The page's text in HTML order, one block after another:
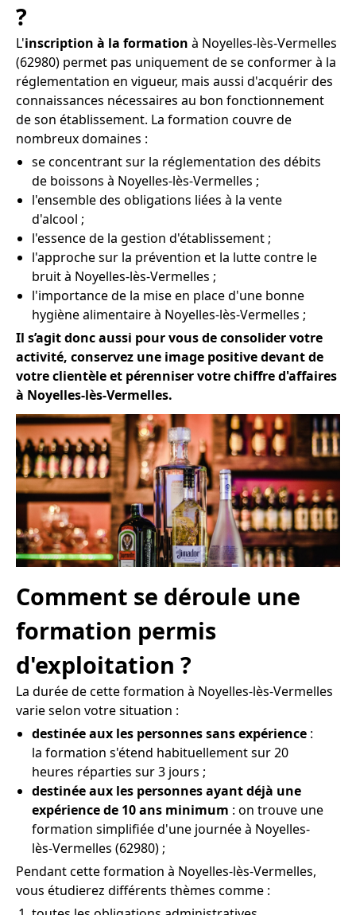
?
L'inscription à la formation à Noyelles-lès-Vermelles
(62980) permet pas uniquement de se conformer à la
réglementation en vigueur, mais aussi d'acquérir des
connaissances nécessaires au bon fonctionnement
de son établissement. La formation couvre de
nombreux domaines :
se concentrant sur la réglementation des débits
de boissons à Noyelles-lès-Vermelles ;
l'ensemble des obligations liées à la vente
d'alcool ;
l'essence de la gestion d'établissement ;
l'approche sur la prévention et la lutte contre le
bruit à Noyelles-lès-Vermelles ;
l'importance de la mise en place d'une bonne
hygiène alimentaire à Noyelles-lès-Vermelles ;
Il s’agit donc aussi pour vous de consolider votre
activité, conservez une image positive devant de
votre clientèle et pérenniser votre chiffre d'affaires
à Noyelles-lès-Vermelles.
Comment se déroule une
formation permis
d'exploitation ?
La durée de cette formation à Noyelles-lès-Vermelles
varie selon votre situation :
destinée aux les personnes sans expérience :
la formation s'étend habituellement sur 20
heures réparties sur 3 jours ;
destinée aux les personnes ayant déjà une
expérience de 10 ans minimum : on trouve une
formation simplifiée d'une journée à Noyelles-
lès-Vermelles (62980) ;
Pendant cette formation à Noyelles-lès-Vermelles,
vous étudierez différents thèmes comme :